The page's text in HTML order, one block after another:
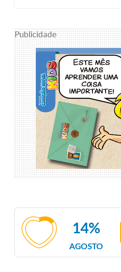
Publicidade
AGOSTO
14%